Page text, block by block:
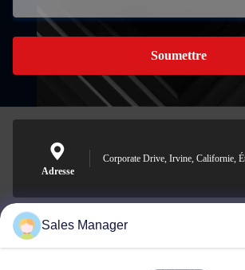
Soumettre
Adresse
Corporate Drive, Irvine, Californie,
sales@ltcircuit.com
Sales Manager